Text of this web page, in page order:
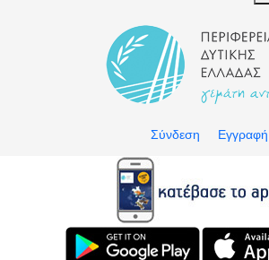
Σύνδεση Εγγραφή